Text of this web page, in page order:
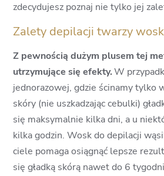
zdecydujesz poznaj nie tylko jej
Zalety depilacji twarzy
Z pewnością dużym plusem tej
utrzymujące się efekty. W
jednorazowej, gdzie ścinamy tylko
skóry (nie uszkadzając cebulki)
się maksymalnie kilka dni, a u
kilka godzin. Wosk do depilacji
ciele pomaga osiągnąć lepsze
się gładką skórą nawet do 6